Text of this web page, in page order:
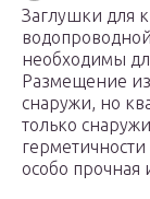
Заглушки для
необходимы
Размещение
снаружи, но
только
особо прочная